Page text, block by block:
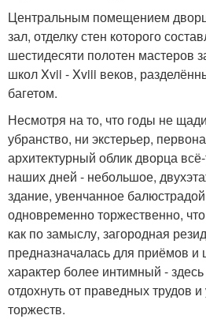
Центральным помещением
зал, отделку стен которого
шестидесяти полотен мастеров
школ Xvii - Xviii веков,
багетом.
Несмотря на то, что годы не
убранство, ни экстерьер,
архитектурный облик дворца
наших дней - небольшое,
здание, увенчанное
одновременно торжественно,
как по замыслу, загородная
предназначалась для приёмов
характер более интимный -
отдохнуть от праведных трудов
торжеств.